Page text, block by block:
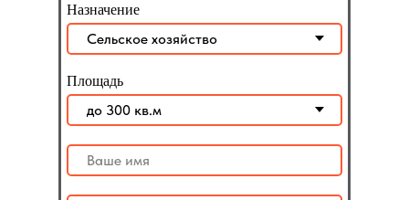
Назначение
Площадь